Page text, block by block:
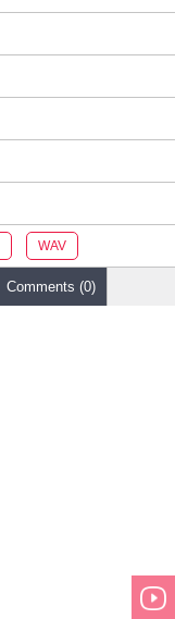
WAV
Comments (0)